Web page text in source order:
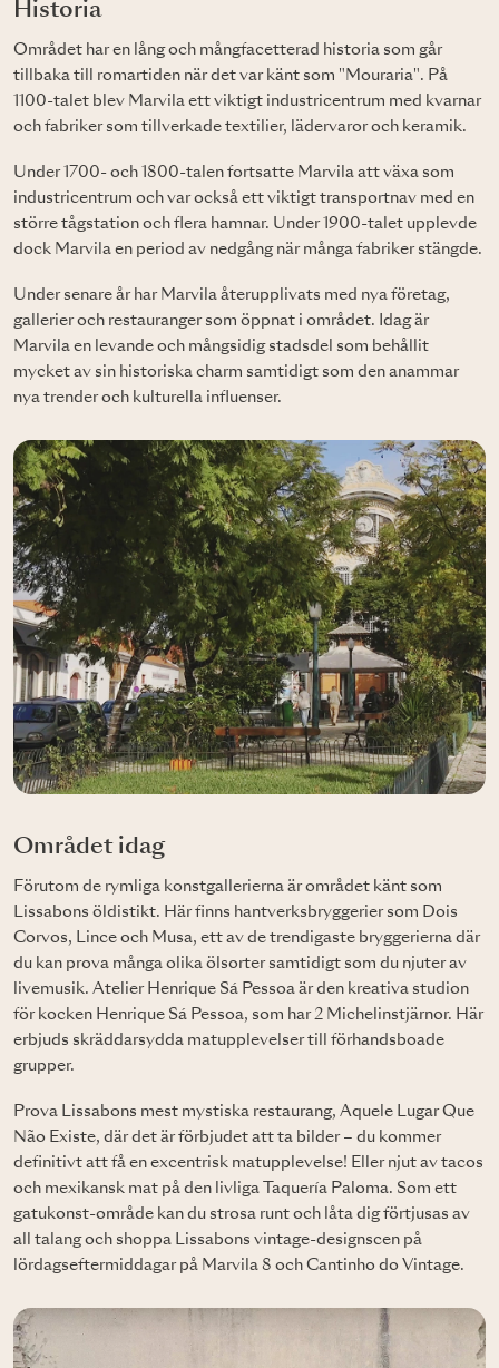
Historia
Området har en lång och mångfacetterad historia som går
tillbaka till romartiden när det var känt som "Mouraria". På
1100-talet blev Marvila ett viktigt industricentrum med kvarnar
och fabriker som tillverkade textilier, lädervaror och keramik.
Under 1700- och 1800-talen fortsatte Marvila att växa som
industricentrum och var också ett viktigt transportnav med en
större tågstation och flera hamnar. Under 1900-talet upplevde
dock Marvila en period av nedgång när många fabriker stängde.
Under senare år har Marvila återupplivats med nya företag,
gallerier och restauranger som öppnat i området. Idag är
Marvila en levande och mångsidig stadsdel som behållit
mycket av sin historiska charm samtidigt som den anammar
nya trender och kulturella influenser.
Området idag
Förutom de rymliga konstgallerierna är området känt som
Lissabons öldistikt. Här finns hantverksbryggerier som Dois
Corvos, Lince och Musa, ett av de trendigaste bryggerierna där
du kan prova många olika ölsorter samtidigt som du njuter av
livemusik. Atelier Henrique Sá Pessoa är den kreativa studion
för kocken Henrique Sá Pessoa, som har 2 Michelinstjärnor. Här
erbjuds skräddarsydda matupplevelser till förhandsboade
grupper.
Prova Lissabons mest mystiska restaurang, Aquele Lugar Que
Não Existe, där det är förbjudet att ta bilder – du kommer
definitivt att få en excentrisk matupplevelse! Eller njut av tacos
och mexikansk mat på den livliga Taquería Paloma. Som ett
gatukonst-område kan du strosa runt och låta dig förtjusas av
all talang och shoppa Lissabons vintage-designscen på
lördagseftermiddagar på Marvila 8 och Cantinho do Vintage.